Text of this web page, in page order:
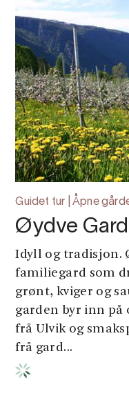
Guidet tur | Åpne
Øydve
Idyll og tradisjon.
familiegard som
grønt, kviger og
garden byr inn
frå Ulvik og
frå gard...